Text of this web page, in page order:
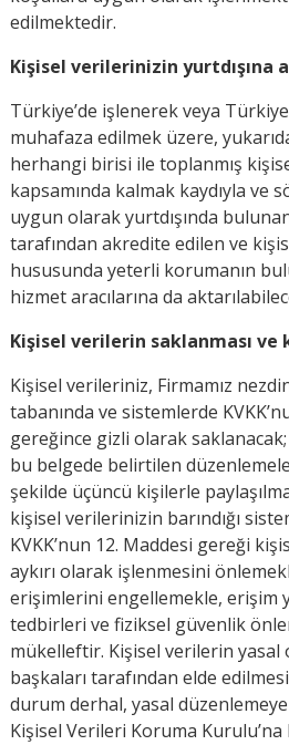
edilmektedir.
Kişisel verilerinizin yurtdışına
Türkiye’de işlenerek veya Türkiye
muhafaza edilmek üzere,
herhangi birisi ile toplanmış
kapsamında kalmak kaydıyla ve
uygun olarak yurtdışında
tarafından akredite edilen ve
hususunda yeterli korumanın
hizmet aracılarına da
Kişisel verilerin saklanması ve
Kişisel verileriniz, Firmamız
tabanında ve sistemlerde
gereğince gizli olarak
bu belgede belirtilen
şekilde üçüncü kişilerle
kişisel verilerinizin barındığı
KVKK’nun 12. Maddesi gereği
aykırı olarak işlenmesini
erişimlerini engellemekle, erişim
tedbirleri ve fiziksel güvenlik
mükelleftir. Kişisel verilerin yasal
başkaları tarafından elde
durum derhal, yasal
Kişisel Verileri Koruma